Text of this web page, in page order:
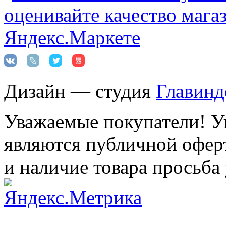
Дизайн — студия
Уважаемые покупатели!
являются публичной
и наличие товара